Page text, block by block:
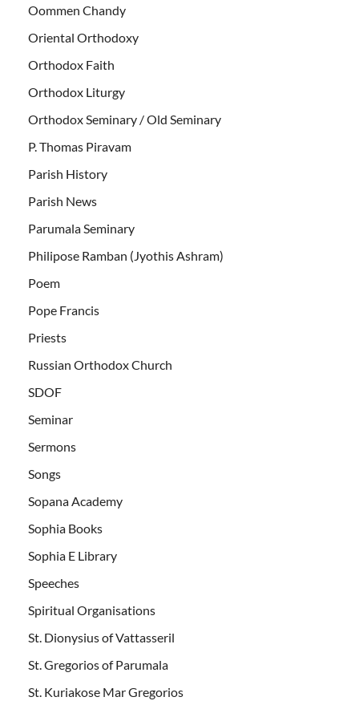
Oommen Chandy
Oriental Orthodoxy
Orthodox Faith
Orthodox Liturgy
Orthodox Seminary / Old Seminary
P. Thomas Piravam
Parish History
Parish News
Parumala Seminary
Philipose Ramban (Jyothis Ashram)
Poem
Pope Francis
Priests
Russian Orthodox Church
SDOF
Seminar
Sermons
Songs
Sopana Academy
Sophia Books
Sophia E Library
Speeches
Spiritual Organisations
St. Dionysius of Vattasseril
St. Gregorios of Parumala
St. Kuriakose Mar Gregorios